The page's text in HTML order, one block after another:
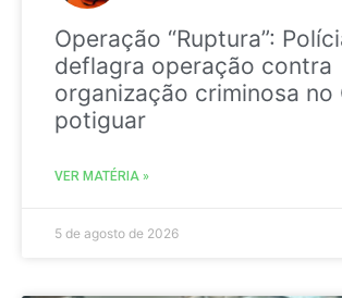
Operação “Ruptura”:
deflagra operação contra
organização criminosa no
potiguar
VER MATÉRIA »
5 de agosto de 2026